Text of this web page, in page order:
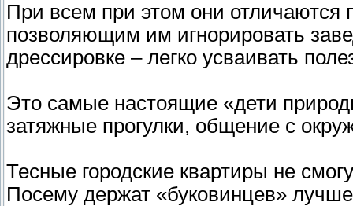
При всем при этом они
позволяющим им игнорировать
дрессировке – легко усваивать
Это самые настоящие «дети
затяжные прогулки, общение с
Тесные городские квартиры не
Посему держат «буковинцев»